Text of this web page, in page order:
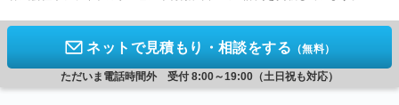
ネットで見積もり・相談をする （無料）
ただいま電話時間外 受付 8:00～19:00（土日祝も対応）